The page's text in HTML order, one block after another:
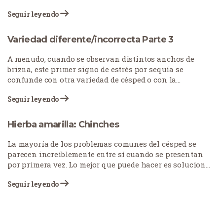
establecimiento del nuevo césped son propensas al
Seguir leyendo
Variedad diferente/incorrecta Parte 3
A menudo, cuando se observan distintos anchos de
brizna, este primer signo de estrés por sequía se
confunde con otra variedad de césped o con la
instalado. El rizado de las hojas observado después de la
recibiendo el riego adecuado.....
Seguir leyendo
Hierba amarilla: Chinches
La mayoría de los problemas comunes del césped se
parecen increíblemente entre sí cuando se presentan
por primera vez. Lo mejor que puede hacer es solucionar
causa. Esta guía...
Seguir leyendo